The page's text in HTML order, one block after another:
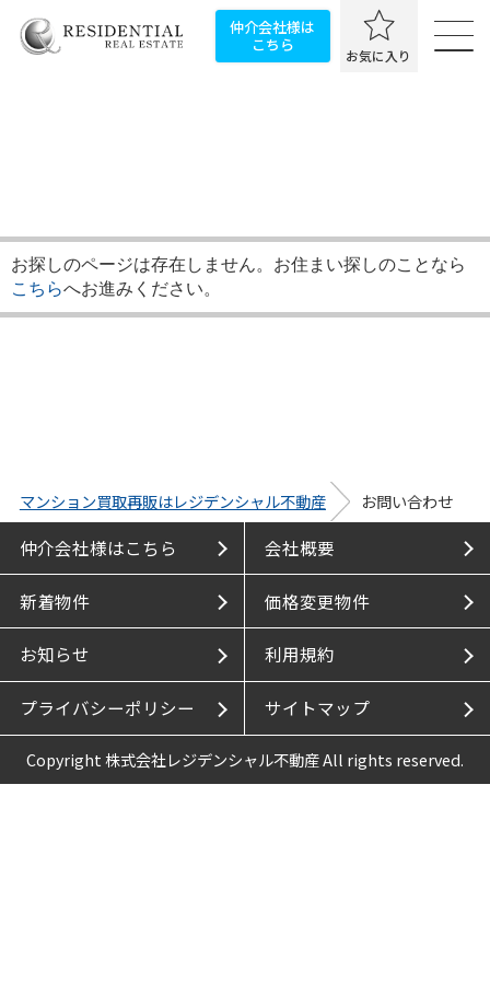
仲介会社様は
こちら
お気に入り
お探しのページは存在しません。お住まい探しのことなら
こちらへお進みください。
マンション買取再販はレジデンシャル不動産 お問い合わせ
仲介会社様はこちら 会社概要
新着物件 価格変更物件
お知らせ 利用規約
プライバシーポリシー サイトマップ
Copyright 株式会社レジデンシャル不動産 All rights reserved.